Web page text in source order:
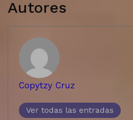
Autores
Copytzy Cruz
Ver todas las entradas